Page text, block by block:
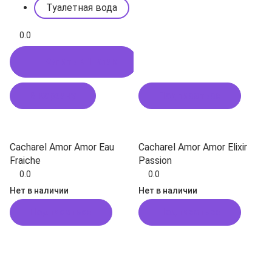
Туалетная вода
0.0
Cacharel Amor Amor Eau
Fraiche
0.0
Нет в наличии
Cacharel Amor Amor Elixir
Passion
0.0
Нет в наличии